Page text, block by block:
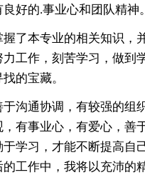
好的.事业心和团队精神。
本专业的相关知识，
工作，刻苦学习，做到
的宝藏。
通协调，有较强的组
有事业心，有爱心，善
学习，才能不断提高自
工作中，我将以充沛的